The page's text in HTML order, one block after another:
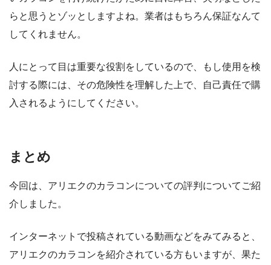
らと思うとゾッとしますよね。業者はもちろん保証なんて
してくれません。
人にとって目は重要な役割をしているので、もし使用を検
討する際には、その危険性を理解した上で、自己責任で購
入されるようにしてください。
まとめ
今回は、アリエクのカラコンについての評判についてご紹
介しました。
インターネットで投稿されている動画などをみてみると、
アリエクのカラコンを紹介されている方もいますが、果た